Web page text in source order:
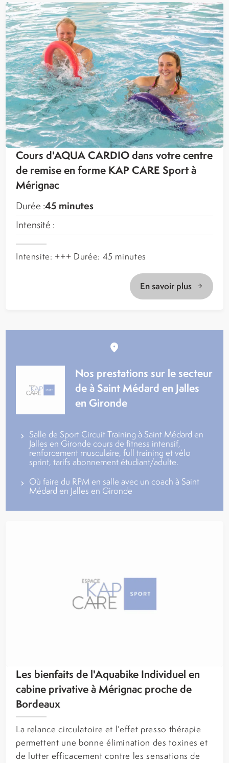
Cours d'AQUA CARDIO dans votre centre
de remise en forme KAP CARE Sport à
Mérignac
Durée :45 minutes
Intensité :
Intensite: +++ Durée: 45 minutes
En savoir plus
Nos prestations sur le secteur
de à Saint Médard en Jalles
en Gironde
Salle de Sport Circuit Training à Saint Médard en
Jalles en Gironde cours de fitness intensif,
renforcement musculaire, full training et vélo
sprint, tarifs abonnement étudiant/adulte.
Où faire du RPM en salle avec un coach à Saint
Médard en Jalles en Gironde
Les bienfaits de l'Aquabike Individuel en
cabine privative à Mérignac proche de
Bordeaux
La relance circulatoire et l’effet presso thérapie
permettent une bonne élimination des toxines et
de lutter efficacement contre les sensations de